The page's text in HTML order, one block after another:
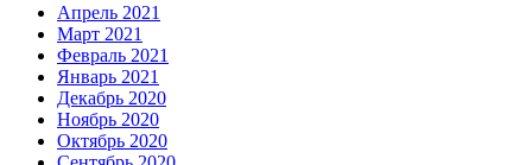
Апрель 2021
Март 2021
Февраль 2021
Январь 2021
Декабрь 2020
Ноябрь 2020
Октябрь 2020